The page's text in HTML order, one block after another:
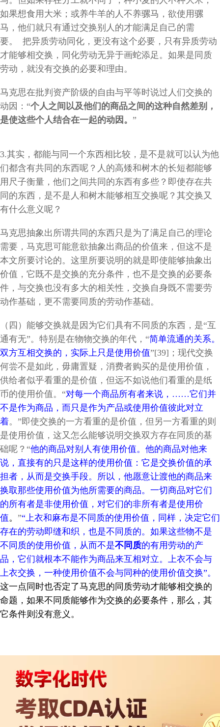
如果想食用大米；或养牛羊的人不养骡马，欲使用骡
马，他们就只有通过交换别人的才能满足自己的需
要。 把异质劳动同化，更没有这个必要，只有异质劳动
才能够相交换，同化劳动无异于画蛇添足。如果是同质
劳动，就没有交换的必要和理由。
马克思在批判资产阶级的自由与平等时说过人们交换的
动因：“个人之间以及他们的商品之间的这种自然差别，
是使这些个人结合在一起的动因。 ”
3.其实，都能与同一个东西相比较，是不是就可以认为他
们都含有共同的东西呢？人的高矮和树木的长短都能够
用尺子衡量，他们之间共同的东西有多些？即使存在共
同的东西，是不是人和树木能够相互交换呢？其交换又
有什么意义呢？
马克思抽象出所谓共同的东西只是为了满足自己的理论
需要，马克思可能意欲抽象出商品的价值来，但这不是
本文所要讨论的。这里所要说明的就是即使能够抽象出
价值，它既不是交换的充分条件，也不是交换的必要条
件，与交换也没有多大的相关性，交换自身既不需要劳
动作基础，更不需要同质的劳动作基础。
（四）能够交换就是因为它们具有不同质的东西，是“互
通有无”。特别是在物物交换的年代，“简单流通的关系。
双方互相交换的，实际上只是使用价值”[39] ；现代交换
何尝不是如此，毋庸置疑，消费者购买的是使用价值，
供给者似乎看重的是价值，但远不如说他们看重的是纸
币的使用价值。“对每一个商品所有者来说，……它们并
不是作为商品，而只是作为产品或使用价值彼此对立
着。”即使交换的一方看重的是价值，但另一方看重的则
是使用价值，这又怎么能够说明交换双方存在同质的基
础呢？“他的商品对别人有使用价值。他的商品对他来
说，直接有的只是这样的使用价值：它是交换价值的承
担者，从而是交换手段。 所以，他愿意让渡他的商品来
换取那些使用价值为他所需要的商品。一切商品对它们
的所有者是非使用价值，对它们的非所有者是使用价
值。 ”“上衣和麻布是不同质的使用价值，同样，决定它们
存在的劳动即缝和织，也是不同质的。如果这些物不是
不同质的使用价值，从而不是不同质的有用劳动的产
品，它们就根本不能作为商品来互相对立。上衣不会与
上衣交换，一种使用价值不会与同种的使用价值交换”。
这一点同时也否定了马克思的同质劳动才能够相交换的
命题，如果不同质能够作为交换的必要条件，那么，其
它条件则没有意义。